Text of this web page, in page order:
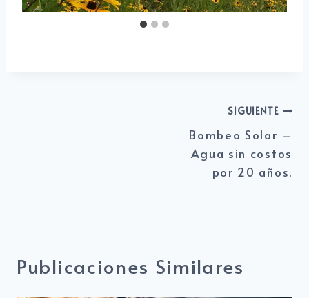
SIGUIENTE
Bombeo Solar –
Agua sin costos
por 20 años.
Publicaciones Similares